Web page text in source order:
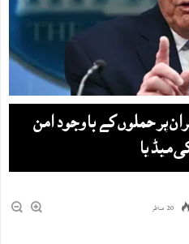
پر حملوں کے باوجود امن
میڈیا
20 مناظر